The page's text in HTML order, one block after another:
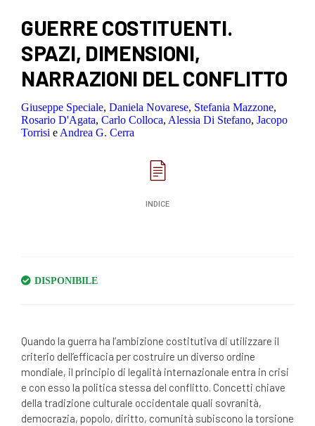
GUERRE COSTITUENTI.
SPAZI, DIMENSIONI,
NARRAZIONI DEL CONFLITTO
Giuseppe Speciale, Daniela Novarese, Stefania Mazzone,
Rosario D'Agata, Carlo Colloca, Alessia Di Stefano, Jacopo
Torrisi e Andrea G. Cerra
INDICE
Quando la guerra ha l’ambizione costitutiva di utilizzare il
criterio dell’efficacia per costruire un diverso ordine
mondiale, il principio di legalità internazionale entra in crisi
e con esso la politica stessa del conflitto. Concetti chiave
della tradizione culturale occidentale quali sovranità,
democrazia, popolo, diritto, comunità subiscono la torsione